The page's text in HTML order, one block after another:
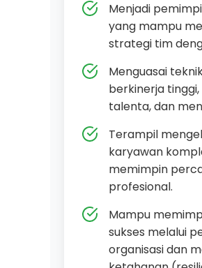
Menjadi
yang mampu
strategi tim
Menguasai
berkinerja
talenta, dan
Terampil
karyawan
memimpin
profesional.
Mampu
sukses melalui
organisasi dan